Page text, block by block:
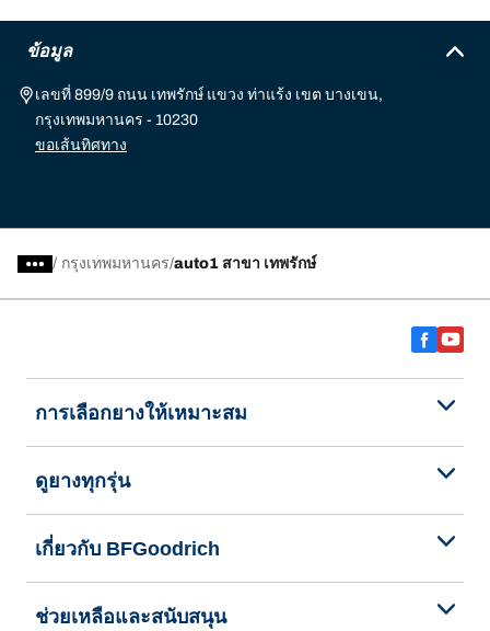
ข้อมูล
เลขที่ 899/9 ถนน เทพรักษ์ แขวง ท่าแร้ง เขต บางเขน,
กรุงเทพมหานคร - 10230
ขอเส้นทิศทาง
/ กรุงเทพมหานคร auto1 สาขา เทพรักษ์
การเลือกยางให้เหมาะสม
ดูยางทุกรุ่น
เกี่ยวกับ BFGoodrich
ช่วยเหลือและสนับสนุน